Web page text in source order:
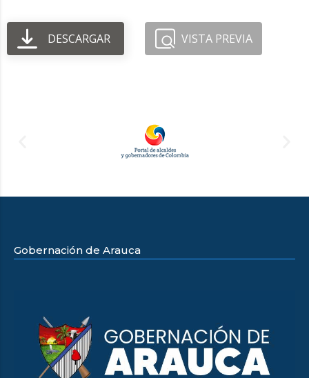
DESCARGAR VISTA PREVIA
Gobernación de Arauca